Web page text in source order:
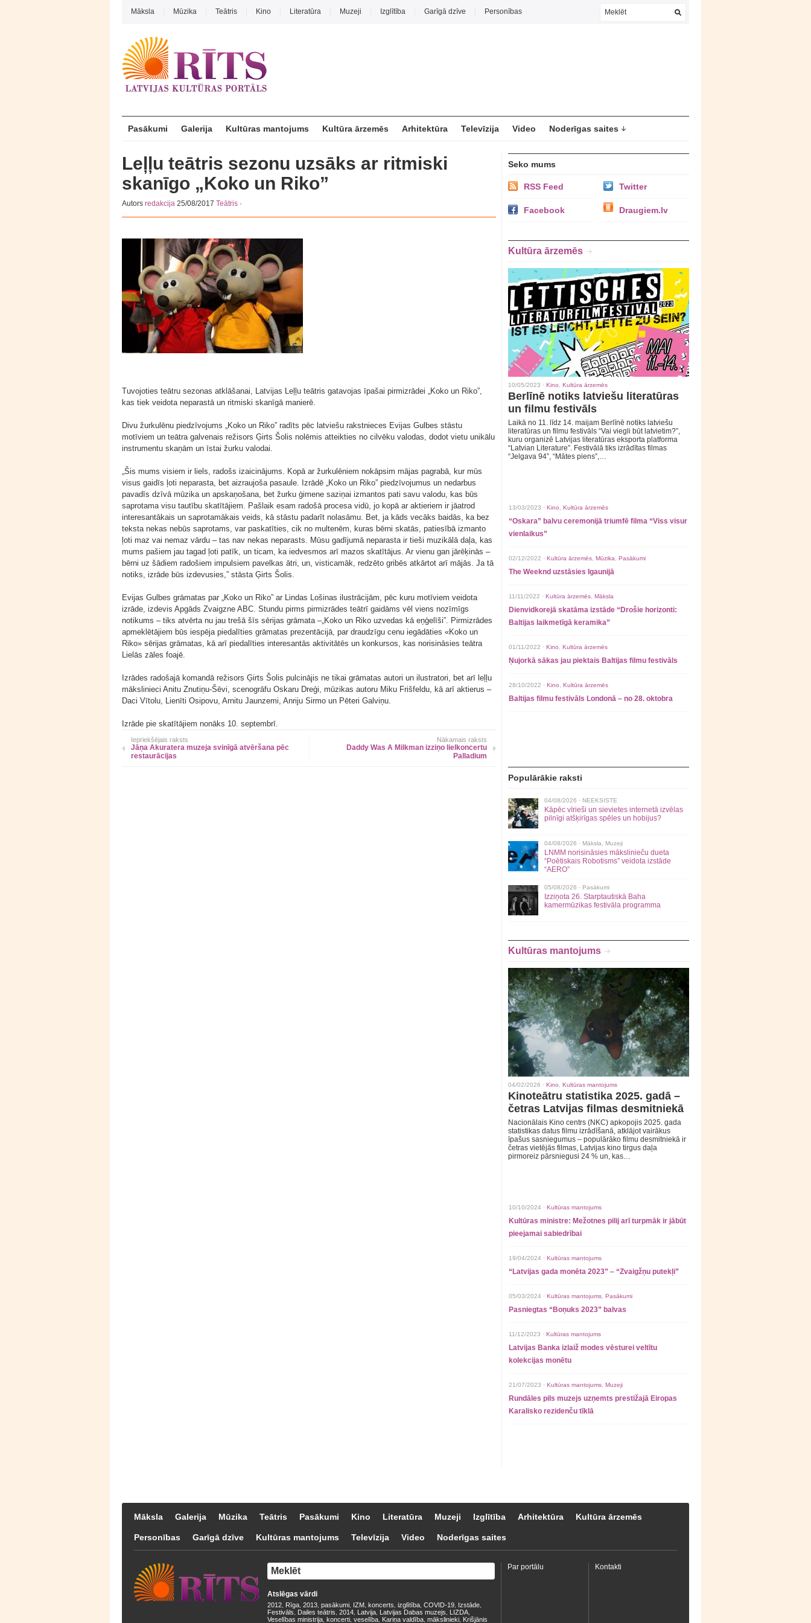
Māksla Mūzika Teātris Kino Literatūra Muzeji Izglītība Garīgā dzīve Personības
Pasākumi Galerija Kultūras mantojums Kultūra ārzemēs Arhitektūra Televīzija Video Noderīgas saites
Leļļu teātris sezonu uzsāks ar ritmiski
skanīgo „Koko un Riko”
Autors redakcija 25/08/2017 Teātris ·
Tuvojoties teātru sezonas atklāšanai, Latvijas Leļļu teātris gatavojas īpašai pirmizrādei „Koko un Riko”,
kas tiek veidota neparastā un ritmiski skanīgā manierē.
Divu žurkulēnu piedzīvojums „Koko un Riko” radīts pēc latviešu rakstnieces Evijas Gulbes stāstu
motīviem un teātra galvenais režisors Ģirts Šolis nolēmis atteikties no cilvēku valodas, dodot vietu unikālu
instrumentu skaņām un īstai žurku valodai.
„Šis mums visiem ir liels, radošs izaicinājums. Kopā ar žurkulēniem nokāpsim mājas pagrabā, kur mūs
visus gaidīs ļoti neparasta, bet aizraujoša pasaule. Izrādē „Koko un Riko” piedzīvojumus un nedarbus
pavadīs dzīvā mūzika un apskaņošana, bet žurku ģimene saziņai izmantos pati savu valodu, kas būs
saprotama visu tautību skatītājiem. Pašlaik esam radošā procesa vidū, jo kopā ar aktieriem ir jāatrod
interesantākais un saprotamākais veids, kā stāstu padarīt nolasāmu. Bet, ja kāds vecāks baidās, ka bez
teksta nekas nebūs saprotams, var paskatīties, cik no multenēm, kuras bērni skatās, patiesībā izmanto
ļoti maz vai nemaz vārdu – tas nav nekas neparasts. Mūsu gadījumā neparasta ir tieši muzikālā daļa, kas
mums pašiem jau tagad ļoti patīk, un ticam, ka iedvesmos arī mazos skatītājus. Ar vienu gan jārēķinās –
bērni uz šādiem radošiem impulsiem pavelkas ātri, un, visticamāk, redzēto gribēs atkārtot arī mājās. Ja tā
notiks, izrāde būs izdevusies,” stāsta Ģirts Šolis.
Evijas Gulbes grāmatas par „Koko un Riko” ar Lindas Lošinas ilustrācijām, pēc kuru motīviem veidota
izrāde, izdevis Apgāds Zvaigzne ABC. Stundu pirms pirmizrādes teātrī gaidāms vēl viens nozīmīgs
notikums – tiks atvērta nu jau trešā šīs sērijas grāmata –„Koko un Riko uzvedas kā eņģelīši”. Pirmizrādes
apmeklētājiem būs iespēja piedalīties grāmatas prezentācijā, par draudzīgu cenu iegādāties «Koko un
Riko» sērijas grāmatas, kā arī piedalīties interesantās aktivitātēs un konkursos, kas norisināsies teātra
Lielās zāles foajē.
Izrādes radošajā komandā režisors Ģirts Šolis pulcinājis ne tikai grāmatas autori un ilustratori, bet arī leļļu
mākslinieci Anitu Znutiņu-Šēvi, scenogrāfu Oskaru Dreģi, mūzikas autoru Miku Frišfeldu, kā arī aktierus –
Daci Vītolu, Lienīti Osipovu, Arnitu Jaunzemi, Anriju Sirmo un Pēteri Galviņu.
Izrāde pie skatītājiem nonāks 10. septembrī.
Iepriekšējais raksts
Jāņa Akuratera muzeja svinīgā atvēršana pēc
restaurācijas
Nākamais raksts
Daddy Was A Milkman izziņo lielkoncertu
Palladium
Seko mums
RSS Feed Twitter
Facebook Draugiem.lv
Kultūra ārzemēs
10/05/2023 · Kino Kultūra ārzemēs
Berlīnē notiks latviešu literatūras
un filmu festivāls
Laikā no 11. līdz 14. maijam Berlīnē notiks latviešu
literatūras un filmu festivāls “Vai viegli būt latvietim?”,
kuru organizē Latvijas literatūras eksporta platforma
“Latvian Literature”. Festivālā tiks izrādītas filmas
“Jelgava 94”, “Mātes piens”,…
13/03/2023 · Kino Kultūra ārzemēs
“Oskara” balvu ceremonijā triumfē filma “Viss visur
vienlaikus”
02/12/2022 · Kultūra ārzemēs Mūzika Pasākumi
The Weeknd uzstāsies Igaunijā
11/11/2022 · Kultūra ārzemēs Māksla
Dienvidkorejā skatāma izstāde “Drošie horizonti:
Baltijas laikmetīgā keramika”
01/11/2022 · Kino Kultūra ārzemēs
Ņujorkā sākas jau piektais Baltijas filmu festivāls
28/10/2022 · Kino Kultūra ārzemēs
Baltijas filmu festivāls Londonā – no 28. oktobra
Populārākie raksti
04/08/2026 · NEEKSISTE
Kāpēc vīrieši un sievietes internetā izvēlas
pilnīgi atšķirīgas spēles un hobijus?
04/08/2026 · Māksla Muzeji
LNMM norisināsies mākslinieču dueta
“Poētiskais Robotisms” veidota izstāde
“AERO”
05/08/2026 · Pasākumi
Izziņota 26. Starptautiskā Baha
kamermūzikas festivāla programma
Kultūras mantojums
04/02/2026 · Kino Kultūras mantojums
Kinoteātru statistika 2025. gadā –
četras Latvijas filmas desmitniekā
Nacionālais Kino centrs (NKC) apkopojis 2025. gada
statistikas datus filmu izrādīšanā, atklājot vairākus
īpašus sasniegumus – populārāko filmu desmitniekā ir
četras vietējās filmas, Latvijas kino tirgus daļa
pirmoreiz pārsniegusi 24 % un, kas…
10/10/2024 · Kultūras mantojums
Kultūras ministre: Mežotnes pilij arī turpmāk ir jābūt
pieejamai sabiedrībai
19/04/2024 · Kultūras mantojums
“Latvijas gada monēta 2023” – “Zvaigžņu putekļi”
05/03/2024 · Kultūras mantojums Pasākumi
Pasniegtas “Boņuks 2023” balvas
11/12/2023 · Kultūras mantojums
Latvijas Banka izlaiž modes vēsturei veltītu
kolekcijas monētu
21/07/2023 · Kultūras mantojums Muzeji
Rundāles pils muzejs uzņemts prestižajā Eiropas
Karalisko rezidenču tīklā
Māksla Galerija Mūzika Teātris Pasākumi Kino Literatūra Muzeji Izglītība Arhitektūra Kultūra ārzemēs
Personības Garīgā dzīve Kultūras mantojums Televīzija Video Noderīgas saites
Atslēgas vārdi
2012 Rīga 2013 pasākumi IZM koncerts izglītība COVID-19 Izstāde
Festivāls Dailes teātris 2014 Latvija Latvijas Dabas muzejs LIZDA
Veselības ministrija koncerti veselība Kariņa valdība mākslinieki Krišjānis
Par portālu Kontakti